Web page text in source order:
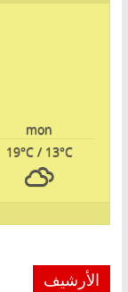
mon
19°C/ 13°C
الأرشيف